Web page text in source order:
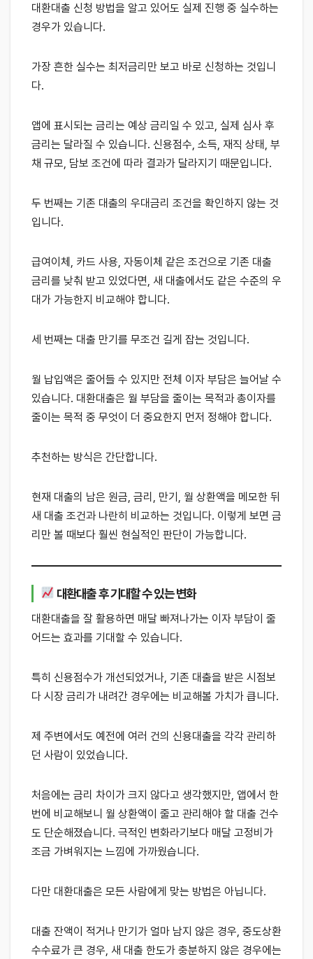
대환대출 신청 방법을 알고 있어도 실제 진행 중 실수하는
경우가 있습니다.
가장 흔한 실수는 최저금리만 보고 바로 신청하는 것입니
다.
앱에 표시되는 금리는 예상 금리일 수 있고, 실제 심사 후
금리는 달라질 수 있습니다. 신용점수, 소득, 재직 상태, 부
채 규모, 담보 조건에 따라 결과가 달라지기 때문입니다.
두 번째는 기존 대출의 우대금리 조건을 확인하지 않는 것
입니다.
급여이체, 카드 사용, 자동이체 같은 조건으로 기존 대출
금리를 낮춰 받고 있었다면, 새 대출에서도 같은 수준의 우
대가 가능한지 비교해야 합니다.
세 번째는 대출 만기를 무조건 길게 잡는 것입니다.
월 납입액은 줄어들 수 있지만 전체 이자 부담은 늘어날 수
있습니다. 대환대출은 월 부담을 줄이는 목적과 총이자를
줄이는 목적 중 무엇이 더 중요한지 먼저 정해야 합니다.
추천하는 방식은 간단합니다.
현재 대출의 남은 원금, 금리, 만기, 월 상환액을 메모한 뒤
새 대출 조건과 나란히 비교하는 것입니다. 이렇게 보면 금
리만 볼 때보다 훨씬 현실적인 판단이 가능합니다.
대환대출 후 기대할 수 있는 변화
대환대출을 잘 활용하면 매달 빠져나가는 이자 부담이 줄
어드는 효과를 기대할 수 있습니다.
특히 신용점수가 개선되었거나, 기존 대출을 받은 시점보
다 시장 금리가 내려간 경우에는 비교해볼 가치가 큽니다.
제 주변에서도 예전에 여러 건의 신용대출을 각각 관리하
던 사람이 있었습니다.
처음에는 금리 차이가 크지 않다고 생각했지만, 앱에서 한
번에 비교해보니 월 상환액이 줄고 관리해야 할 대출 건수
도 단순해졌습니다. 극적인 변화라기보다 매달 고정비가
조금 가벼워지는 느낌에 가까웠습니다.
다만 대환대출은 모든 사람에게 맞는 방법은 아닙니다.
대출 잔액이 적거나 만기가 얼마 남지 않은 경우, 중도상환
수수료가 큰 경우, 새 대출 한도가 충분하지 않은 경우에는